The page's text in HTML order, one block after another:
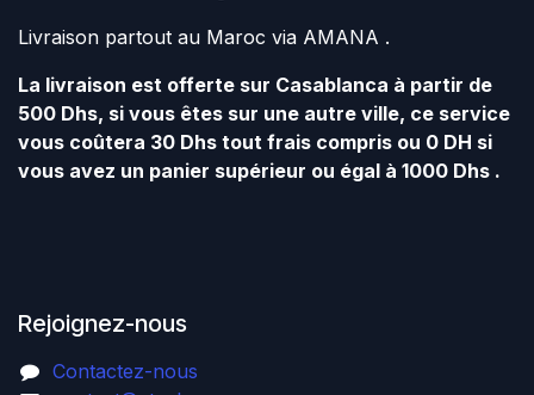
Livraison partout au Maroc via AMANA .
La livraison est offerte sur Casablanca à partir de
500 Dhs, si vous êtes sur une autre ville, ce service
vous coûtera 30 Dhs tout frais compris ou 0 DH si
vous avez un panier supérieur ou égal à 1000 Dhs .
Rejoignez-nous
Contactez-nous